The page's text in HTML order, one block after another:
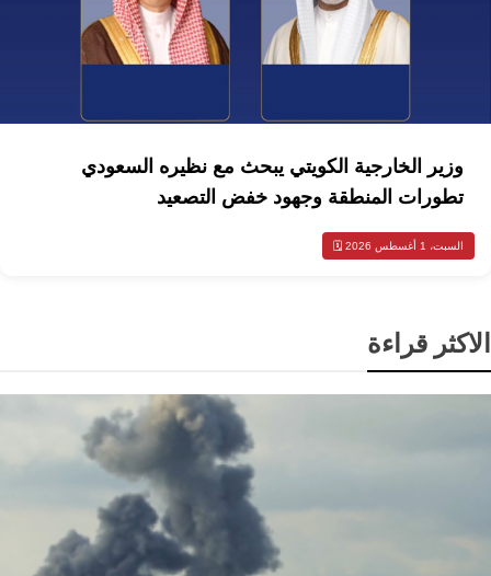
وزير الخارجية الكويتي يبحث مع نظيره السعودي
تطورات المنطقة وجهود خفض التصعيد
السبت، 1 أغسطس 2026 🗓️
الاكثر قراءة